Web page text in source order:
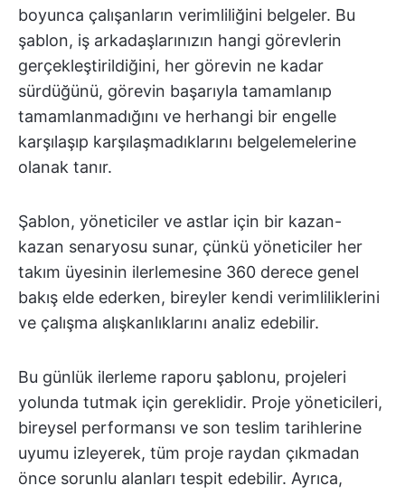
boyunca çalışanların verimliliğini belgeler. Bu
şablon, iş arkadaşlarınızın hangi görevlerin
gerçekleştirildiğini, her görevin ne kadar
sürdüğünü, görevin başarıyla tamamlanıp
tamamlanmadığını ve herhangi bir engelle
karşılaşıp karşılaşmadıklarını belgelemelerine
olanak tanır.
Şablon, yöneticiler ve astlar için bir kazan-
kazan senaryosu sunar, çünkü yöneticiler her
takım üyesinin ilerlemesine 360 derece genel
bakış elde ederken, bireyler kendi verimliliklerini
ve çalışma alışkanlıklarını analiz edebilir.
Bu günlük ilerleme raporu şablonu, projeleri
yolunda tutmak için gereklidir. Proje yöneticileri,
bireysel performansı ve son teslim tarihlerine
uyumu izleyerek, tüm proje raydan çıkmadan
önce sorunlu alanları tespit edebilir. Ayrıca,